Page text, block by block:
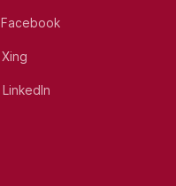
Facebook
Xing
LinkedIn